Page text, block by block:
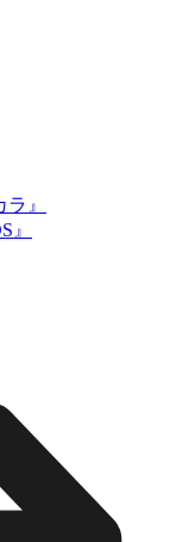
』
』